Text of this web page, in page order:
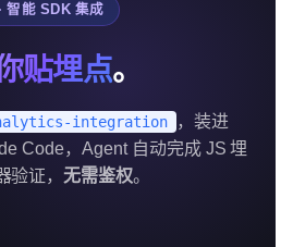
智能 SDK 集成
贴埋点。
integration
，装进
Code，Agent 自动完成 JS 埋
验证，无需鉴权。